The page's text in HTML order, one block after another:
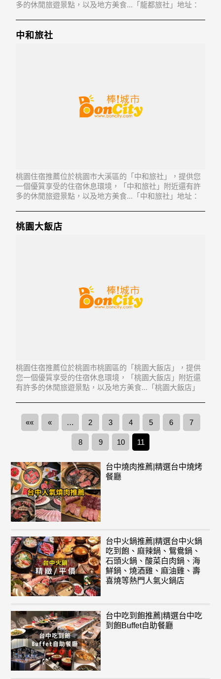
多的休閒旅遊景點，以及地方美食...「龍都旅社」地址：
中和旅社
桃園住宿推薦位於桃園市大溪區的「中和旅社」，提供您
一個優質享受的住宿休息環境，「中和旅社」附近還有許
多的休閒旅遊景點，以及地方美食...「中和旅社」地址：
桃園大飯店
桃園住宿推薦位於桃園市桃園區的「桃園大飯店」，提供
您一個優質享受的住宿休息環境，「桃園大飯店」附近還
有許多的休閒旅遊景點，以及地方美食...「桃園大飯店」
«« « … 2 3 4 5 6 7
8 9 10 11
台中燒肉推薦|精選台中燒烤
餐廳
台中火鍋推薦|精選台中火鍋
吃到飽、麻辣鍋、鴛鴦鍋、
石頭火鍋、酸菜白肉鍋、海
鮮鍋、燒酒雞、麻油雞、壽
喜燒等熱門人氣火鍋店
台中吃到飽推薦|精選台中吃
到飽Buffet自助餐廳